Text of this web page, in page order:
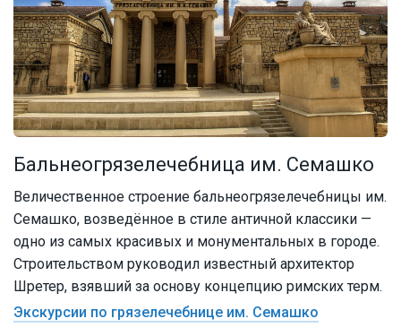
Бальнеогрязелечебница им. Семашко
Величественное строение бальнеогрязелечебницы им.
Семашко, возведённое в стиле античной классики —
одно из самых красивых и монументальных в городе.
Строительством руководил известный архитектор
Шретер, взявший за основу концепцию римских терм.
Экскурсии по грязелечебнице им. Семашко